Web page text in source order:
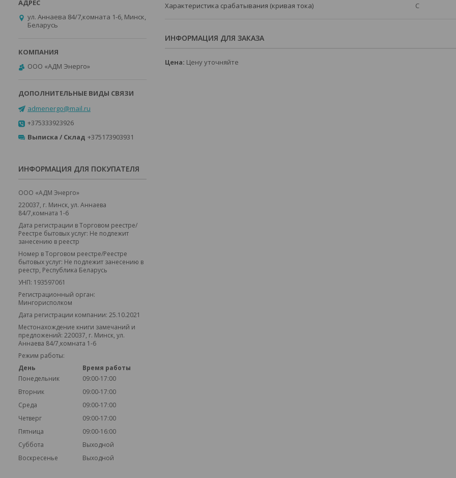
Характеристика срабатывания (кривая тока) C
ИНФОРМАЦИЯ ДЛЯ ЗАКАЗА
Цена: Цену уточняйте
ул. Аннаева 84/7,комната 1-6, Минск,
Беларусь
ООО «АДМ Энерго»
admenergo@mail.ru
+375333923926
Выписка / Склад +375173903931
ИНФОРМАЦИЯ ДЛЯ ПОКУПАТЕЛЯ
ООО «АДМ Энерго»
220037, г. Минск, ул. Аннаева
84/7,комната 1-6
Дата регистрации в Торговом реестре/
Реестре бытовых услуг: Не подлежит
занесению в реестр
Номер в Торговом реестре/Реестре
бытовых услуг: Не подлежит занесению в
реестр, Республика Беларусь
УНП: 193597061
Регистрационный орган:
Мингорисполком
Дата регистрации компании: 25.10.2021
Местонахождение книги замечаний и
предложений: 220037, г. Минск, ул.
Аннаева 84/7,комната 1-6
Режим работы:
День
Время работы
Понедельник
09:00-17:00
Вторник
09:00-17:00
Среда
09:00-17:00
Четверг
09:00-17:00
Пятница
09:00-16:00
Суббота
Выходной
Воскресенье
Выходной